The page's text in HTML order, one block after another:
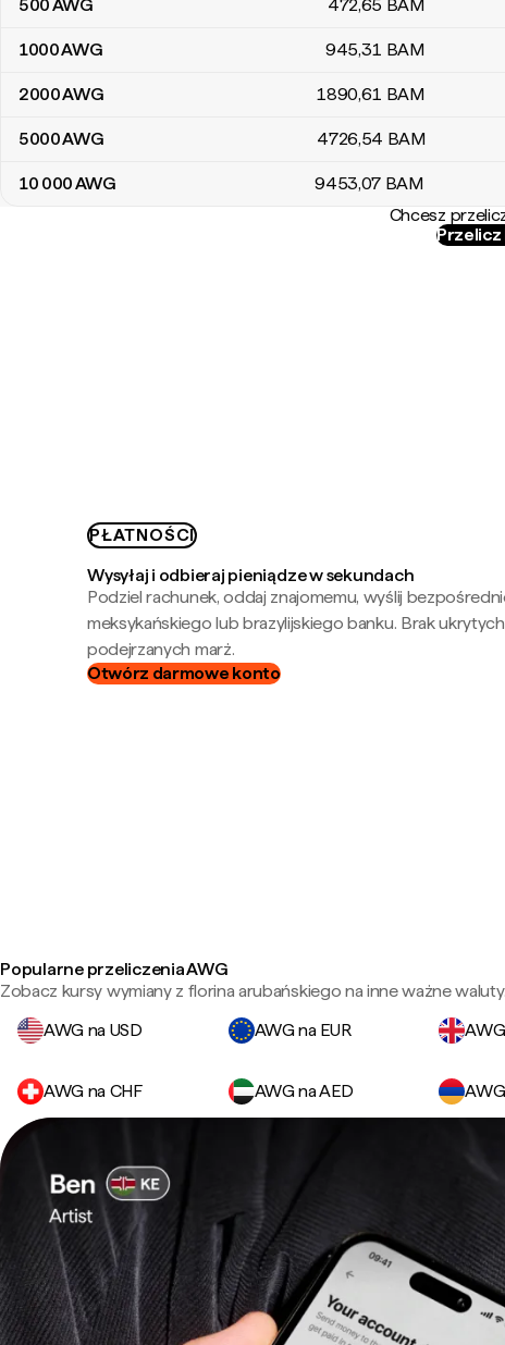
500AWG 472,65 BAM
1000AWG 945,31 BAM
2000AWG 1890,61 BAM
5000AWG 4726,54 BAM
10 000AWG 9453,07 BAM
Chcesz
Przelicz
PŁATNOŚCI
Wysyłaj i odbieraj pieniądze w sekundach
Podziel rachunek, oddaj znajomemu, wyślij
meksykańskiego lub brazylijskiego banku. Brak
podejrzanych marż.
Otwórz darmowe konto
Popularne przeliczenia AWG
Zobacz kursy wymiany z florina arubańskiego na inne ważne waluty.
AWG na USD
AWG na EUR
AWG na CHF AWG na AED